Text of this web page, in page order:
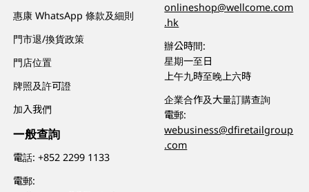
惠康 WhatsApp 條款及細則
門市退/換貨政策
門店位置
牌照及許可證
加入我們
一般查詢
電話:+852 2299 1133
電郵:
onlineshop@wellcome.com
.hk
辦公時間:
星期一至日
上午九時至晚上六時
企業合作及大量訂購查詢
電郵:
webusiness@dfiretailgroup
.com